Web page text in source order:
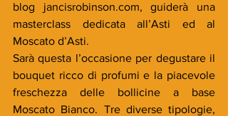
blog jancisrobinson.com, guiderà una
masterclass dedicata all’Asti ed al
Moscato d’Asti.
Sarà questa l’occasione per degustare il
bouquet ricco di profumi e la piacevole
freschezza delle bollicine a base
Moscato Bianco. Tre diverse tipologie,